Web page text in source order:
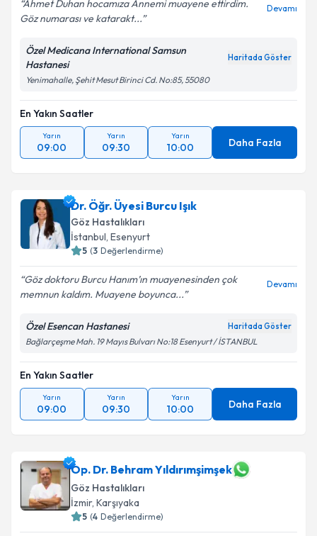
Ahmet Duhan hocamıza Annemi muayene ettirdim.
Göz numarası ve katarakt...
Devamı
Özel Medicana International Samsun
Hastanesi
Haritada Göster
Yenimahalle, Şehit Mesut Birinci Cd. No:85, 55080
En Yakın Saatler
Yarın
09:00
Yarın
09:30
Yarın
10:00 Daha Fazla
Dr. Öğr. Üyesi Burcu Işık
Göz Hastalıkları
İstanbul, Esenyurt
5 (3 Değerlendirme)
Göz doktoru Burcu Hanım’ın muayenesinden çok
memnun kaldım. Muayene boyunca...
Devamı
Özel Esencan Hastanesi Haritada Göster
Bağlarçeşme Mah. 19 Mayıs Bulvarı No:18 Esenyurt / İSTANBUL
En Yakın Saatler
Yarın
09:00
Yarın
09:30
Yarın
10:00 Daha Fazla
Op. Dr. Behram Yıldırımşimşek
Göz Hastalıkları
İzmir, Karşıyaka
5 (4 Değerlendirme)